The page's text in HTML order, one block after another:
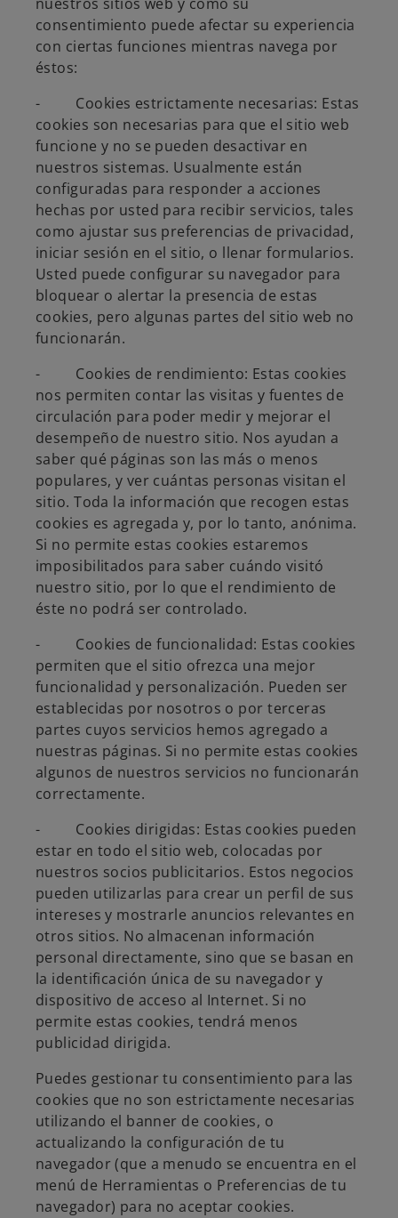
consentimiento puede afectar su experiencia
con ciertas funciones mientras navega por
éstos:
- Cookies estrictamente necesarias: Estas
cookies son necesarias para que el sitio web
funcione y no se pueden desactivar en
nuestros sistemas. Usualmente están
configuradas para responder a acciones
hechas por usted para recibir servicios, tales
como ajustar sus preferencias de privacidad,
iniciar sesión en el sitio, o llenar formularios.
Usted puede configurar su navegador para
bloquear o alertar la presencia de estas
cookies, pero algunas partes del sitio web no
funcionarán.
- Cookies de rendimiento: Estas cookies
nos permiten contar las visitas y fuentes de
circulación para poder medir y mejorar el
desempeño de nuestro sitio. Nos ayudan a
saber qué páginas son las más o menos
populares, y ver cuántas personas visitan el
sitio. Toda la información que recogen estas
cookies es agregada y, por lo tanto, anónima.
Si no permite estas cookies estaremos
imposibilitados para saber cuándo visitó
nuestro sitio, por lo que el rendimiento de
éste no podrá ser controlado.
- Cookies de funcionalidad: Estas cookies
permiten que el sitio ofrezca una mejor
funcionalidad y personalización. Pueden ser
establecidas por nosotros o por terceras
partes cuyos servicios hemos agregado a
nuestras páginas. Si no permite estas cookies
algunos de nuestros servicios no funcionarán
correctamente.
- Cookies dirigidas: Estas cookies pueden
estar en todo el sitio web, colocadas por
nuestros socios publicitarios. Estos negocios
pueden utilizarlas para crear un perfil de sus
intereses y mostrarle anuncios relevantes en
otros sitios. No almacenan información
personal directamente, sino que se basan en
la identificación única de su navegador y
dispositivo de acceso al Internet. Si no
permite estas cookies, tendrá menos
publicidad dirigida.
Puedes gestionar tu consentimiento para las
cookies que no son estrictamente necesarias
utilizando el banner de cookies, o
actualizando la configuración de tu
navegador (que a menudo se encuentra en el
menú de Herramientas o Preferencias de tu
navegador) para no aceptar cookies.